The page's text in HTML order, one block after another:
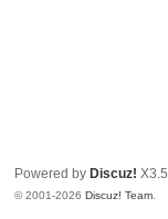
Powered by Discuz! X3.5
© 2001-2026Discuz! Team